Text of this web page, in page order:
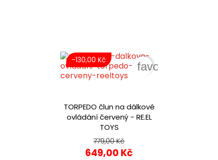
TORPEDO člun na dálkové
ovládání červený - RE.EL
TOYS
779,00 Kč
649,00 Kč
-130,00 Kč
favorite_border